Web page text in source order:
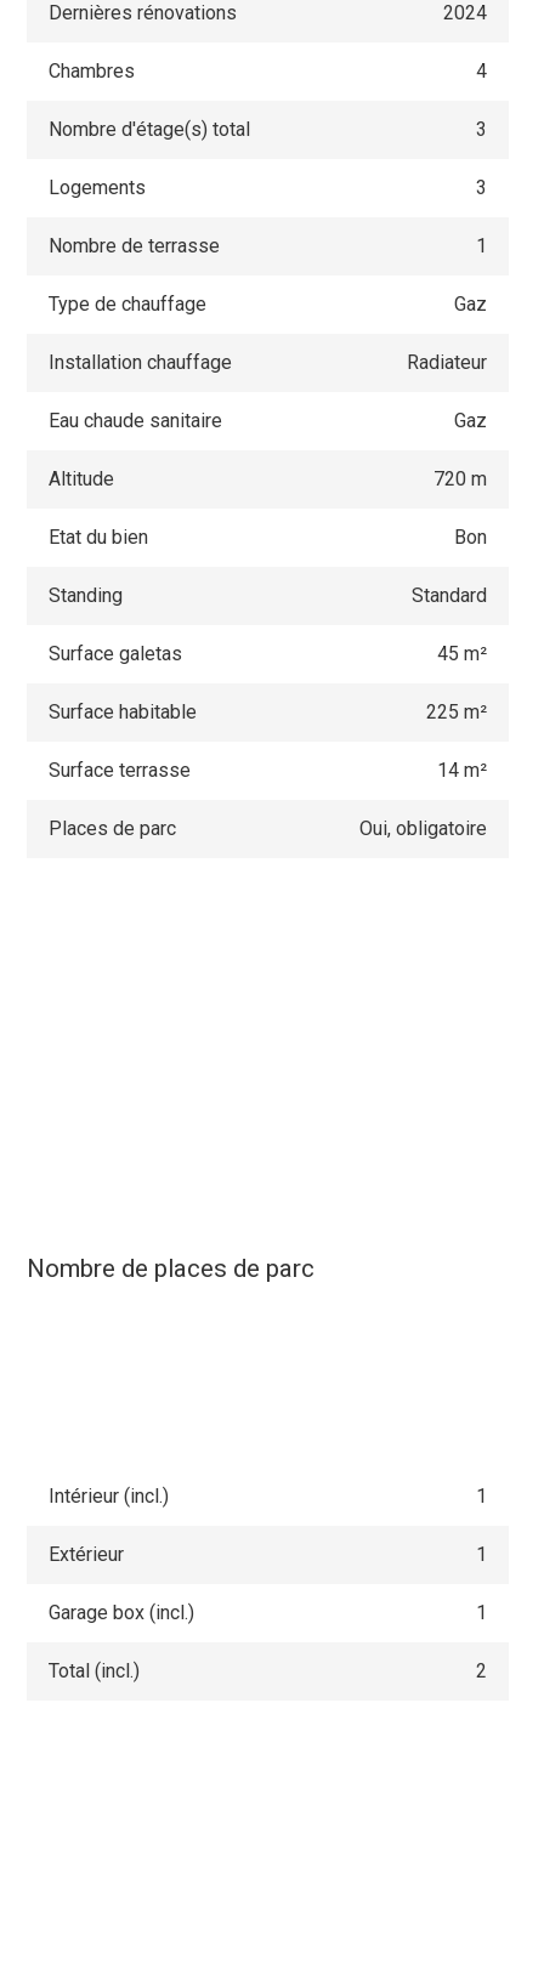
Dernières rénovations 2024
Chambres 4
Nombre d'étage(s) total 3
Logements 3
Nombre de terrasse 1
Type de chauffage Gaz
Installation chauffage Radiateur
Eau chaude sanitaire Gaz
Altitude 720 m
Etat du bien Bon
Standing Standard
Surface galetas 45 m²
Surface habitable 225 m²
Surface terrasse 14 m²
Places de parc Oui, obligatoire
Nombre de places de parc
Intérieur (incl.) 1
Extérieur 1
Garage box (incl.) 1
Total (incl.) 2